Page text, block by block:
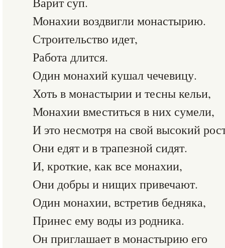
Монахии воздвигли монастырию.
Строительство идет,
Работа длится.
Один монахий кушал чечевицу.
Хоть в монастырии и тесны кельи,
Монахии вместиться в них сумели,
И это несмотря на свой высокий
Они едят и в трапезной сидят.
И, кроткие, как все монахии,
Они добры и нищих привечают.
Один монахии, встретив бедняка,
Принес ему воды из родника.
Он приглашает в монастырию его